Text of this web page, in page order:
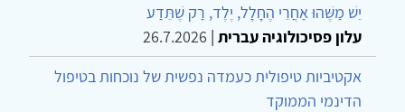
יֵשׁ מַשֶּׁהוּ אַחֲרֵי הֶחָלָל, יֶלֶד, רַק שֶׁתֵּדַע
עלון פסיכולוגיה עברית |
26.7.2026
אקטיביות טיפולית כעמדה נפשית של נוכחות בטיפול
הדינמי הממוקד